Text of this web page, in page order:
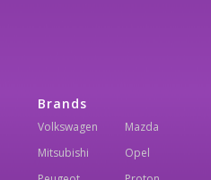
Brands
Volkswagen
Mazda
Mitsubishi
Opel